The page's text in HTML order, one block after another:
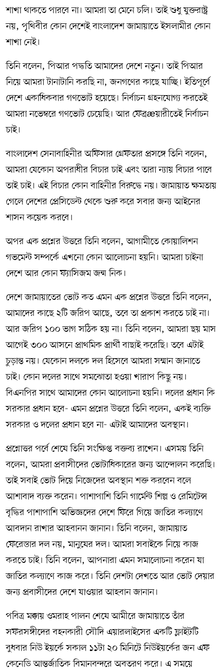
শাখা থাকতে পারবে না। আমরা তা মেনে চলি। তাই শুধু যুক্তরাষ্ট্র
নয়, পৃথিবীর কোন দেশেই বাংলাদেশ জামায়াতে ইসলামীর কোন
শাখা নেই।
তিনি বলেন, পিআর পদ্ধতি আমাদের দেশে নতুন। তাই পিআর
নিয়ে আমরা টানাটানি করছি না, জনগণের কাছে যাচ্ছি। ইতিপূর্বে
দেশে একাধিকবার গণভোট হয়েছে। নির্বাচন গ্রহনযোগ্য করতেই
আমরা নভেম্বরে গণভোট চেয়েছি। আর ফেব্রæয়ারীতেই নির্বাচন
চাই।
বাংলাদেশ সেনাবাহিনীর অফিসার গ্রেফতার প্রসঙ্গে তিনি বলেন,
আমরা যেকোন অপরাধীর বিচার চাই এবং তারা ন্যায় বিচার পাবে
তাই চাই। এই বিচার কোন বাহিনীর বিরুদ্ধে নয়। জামায়াত ক্ষমতায়
গেলে দেশের প্রেসিডেন্ট থেকে শুরু করে সবার জন্য আইনের
শাসন কয়েক করবে।
অপর এক প্রশ্নের উত্তরে তিনি বলেন, আগামীতে কোয়ালিশন
গভমেন্ট সম্পর্কে এখনো কোন আলোচনা হয়নি। আমরা চাইনা
দেশে আর কোন ফ্যাসিজম জন্ম নিক।
দেশে জামায়াতের ভোট কত এমন এক প্রশ্নের উত্তরে তিনি বলেন,
আমাদের কাছে ২টি জরিপ আছে, তবে তা প্রকাশ করতে চাই না।
আর জরিপ ১০০ ভাগ সঠিক হয় না। তিনি বলেন, আমরা ছয় মাস
আগেই ৩০০ আসনে প্রাথমিক প্রার্থী বাছাই করেছি। তবে এটাই
চুড়ান্ত নয়। যেকোন দলকে দল হিসেবে আমরা সম্মান জানাতে
চাই। কোন দলের সাথে সমঝোতা হওয়া খারাপ কিছু নয়।
বিএনপির সাথে আমাদের কোন আলোচনা হয়নি। দলের প্রধান কি
সরকার প্রধান হবে- এমন প্রশ্নের উত্তরে তিনি বলেন, একই ব্যক্তি
সরকার ও দলের প্রধান হবে না- এটাই আমাদের অবস্থান।
প্রশ্নোত্তর পর্বে শেষে তিনি সংক্ষিপ্ত বক্তব্য রাখেন। এসময় তিনি
বলেন, আমরা প্রবাসীদের ভোটাধিকারের জন্য আন্দোলন করেছি।
তাই সবাই ভোট দিয়ে নিজেদের অবস্থান শক্ত করবেন বলে
আশাবাদ ব্যক্ত করেন। পাশাপাশি তিনি গার্মেন্ট শিল্প ও রেমিটেন্স
বৃদ্ধির পাশাপাশি অভিজ্ঞদের দেশে ফিরে গিয়ে জাতির কল্যাণে
আবদান রাখার আহবানন জানান। তিনি বলেন, জামায়াত
ফেরেস্তার দল নয়, মানুষের দল। আমরা সবাইকে নিয়ে কাজ
করতে চাই। তিনি বলেন, আপনারা এমন সমালোচনা করেন যা
জাতির কল্যাণে কাজ করে। তিনি দেশটা দেখতে আর ভোট দেয়ার
জন্য প্রবাসীদের দেশে যাওয়ার আহবান জানান।
পবিত্র মক্কায় ওমরাহ পালন শেষে আমীরে জামায়াতে তাঁর
সফরসঙ্গীদের বহনকারী সৌদি এয়ারলাইসের একটি ফ্লাইটটি
বুধবার নিউ ইয়র্কে সকাল ১১টা ২০ মিনিটে নিউইয়র্কের জন এফ
কেনেডি আন্তর্জাতিক বিমানবন্দরে অবতরণ করে। এ সময়ে